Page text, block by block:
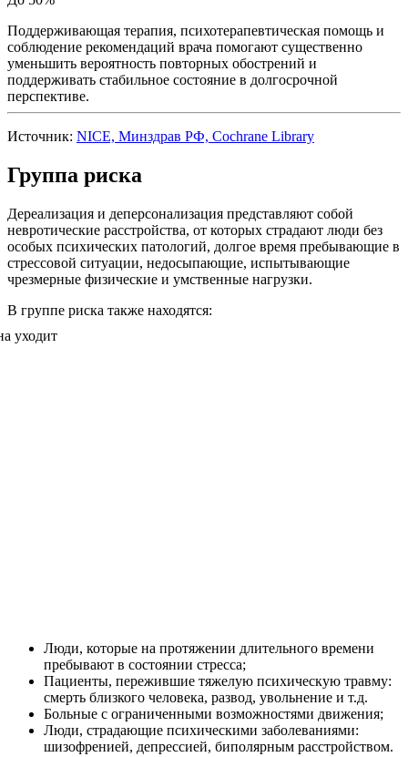
Поддерживающая терапия, психотерапевтическая помощь и
соблюдение рекомендаций врача помогают существенно
уменьшить вероятность повторных обострений и
поддерживать стабильное состояние в долгосрочной
перспективе.
Источник: NICE, Минздрав РФ, Cochrane Library
Группа риска
Дереализация и деперсонализация представляют собой
невротические расстройства, от которых страдают люди без
особых психических патологий, долгое время пребывающие в
стрессовой ситуации, недосыпающие, испытывающие
чрезмерные физические и умственные нагрузки.
В группе риска также находятся:
Люди, которые на протяжении длительного времени
пребывают в состоянии стресса;
Пациенты, пережившие тяжелую психическую травму:
смерть близкого человека, развод, увольнение и т.д.
Больные с ограниченными возможностями движения;
Люди, страдающие психическими заболеваниями:
шизофренией, депрессией, биполярным расстройством.